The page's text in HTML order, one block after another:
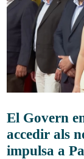
El Govern
accedir als
impulsa a